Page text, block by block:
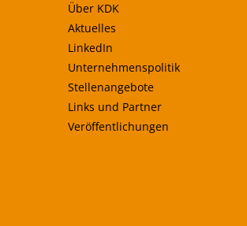
Über KDK
Aktuelles
LinkedIn
Unternehmenspolitik
Stellenangebote
Links und Partner
Veröffentlichungen